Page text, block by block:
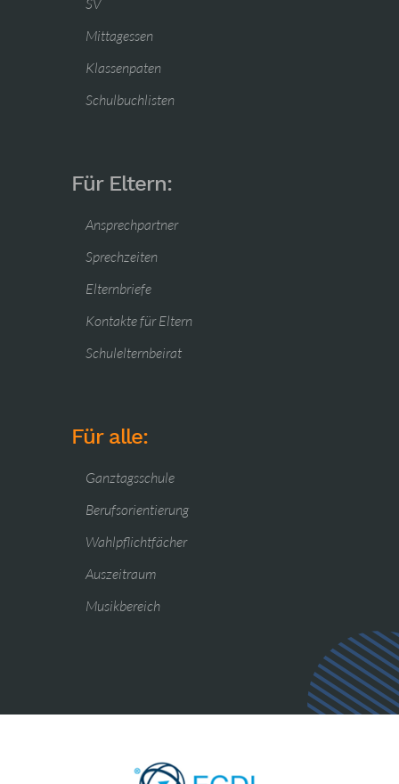
SV
Mittagessen
Klassenpaten
Schulbuchlisten
Für Eltern:
Ansprechpartner
Sprechzeiten
Elternbriefe
Kontakte für Eltern
Schulelternbeirat
Für alle:
Ganztagsschule
Berufsorientierung
Wahlpflichtfächer
Auszeitraum
Musikbereich